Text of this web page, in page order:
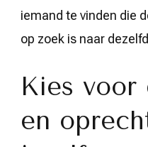
iemand te vinden die
op zoek is naar
Kies
en